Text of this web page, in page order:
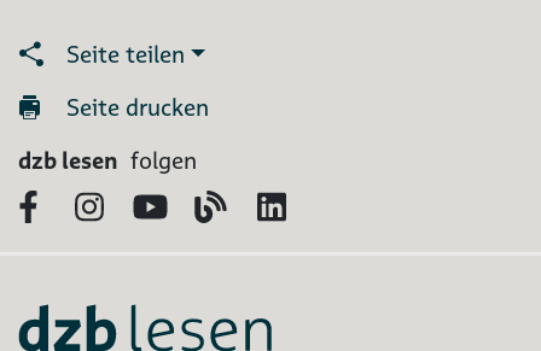
Seite teilen
Seite drucken
dzb lesen folgen
FacebookInstagram
YouTubeBlog